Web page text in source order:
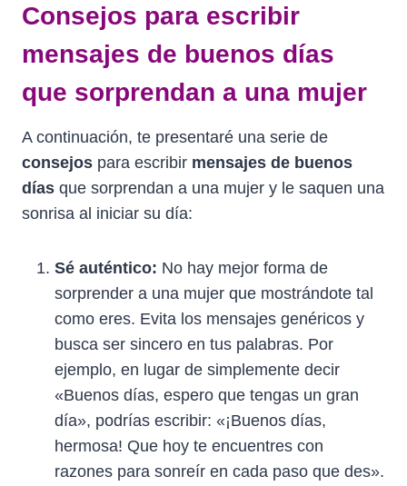
Consejos para escribir
mensajes de buenos días
que sorprendan a una mujer
A continuación, te presentaré una serie de
consejos para escribir mensajes de buenos
días que sorprendan a una mujer y le saquen una
sonrisa al iniciar su día:
Sé auténtico: No hay mejor forma de
sorprender a una mujer que mostrándote tal
como eres. Evita los mensajes genéricos y
busca ser sincero en tus palabras. Por
ejemplo, en lugar de simplemente decir
«Buenos días, espero que tengas un gran
día», podrías escribir: «¡Buenos días,
hermosa! Que hoy te encuentres con
razones para sonreír en cada paso que des».